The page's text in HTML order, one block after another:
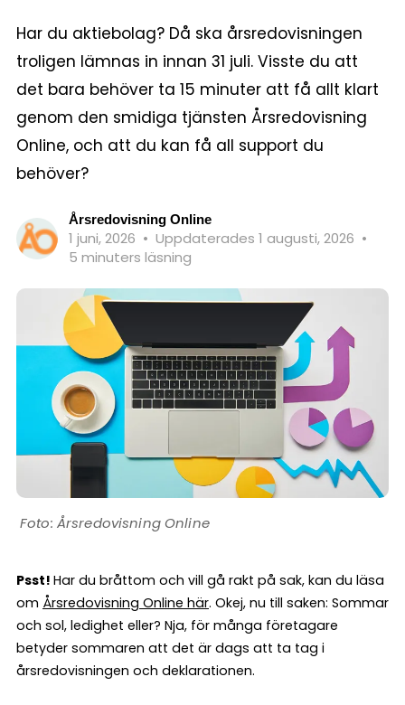
Har du aktiebolag? Då ska årsredovisningen
troligen lämnas in innan 31 juli. Visste du att
det bara behöver ta 15 minuter att få allt klart
genom den smidiga tjänsten Årsredovisning
Online, och att du kan få all support du
behöver?
Årsredovisning Online
1 juni, 2026 • Uppdaterades 1 augusti, 2026 •
5 minuters läsning
Årsredovisning Online
Psst! Har du bråttom och vill gå rakt på sak, kan du läsa
om Årsredovisning Online här. Okej, nu till saken: Sommar
och sol, ledighet eller? Nja, för många företagare
betyder sommaren att det är dags att ta tag i
årsredovisningen och deklarationen.